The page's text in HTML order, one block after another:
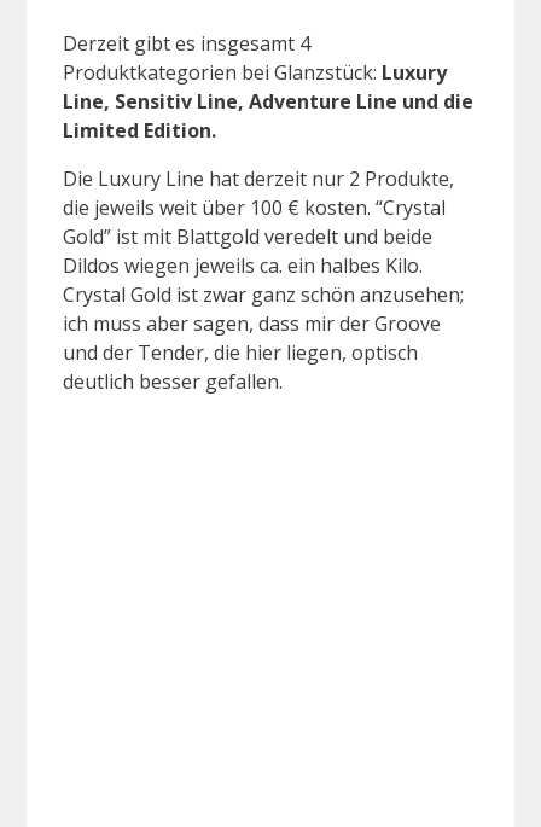
Derzeit gibt es insgesamt 4
Produktkategorien bei Glanzstück: Luxury
Line, Sensitiv Line, Adventure Line und die
Limited Edition.
Die Luxury Line hat derzeit nur 2 Produkte,
die jeweils weit über 100 € kosten. “Crystal
Gold” ist mit Blattgold veredelt und beide
Dildos wiegen jeweils ca. ein halbes Kilo.
Crystal Gold ist zwar ganz schön anzusehen;
ich muss aber sagen, dass mir der Groove
und der Tender, die hier liegen, optisch
deutlich besser gefallen.